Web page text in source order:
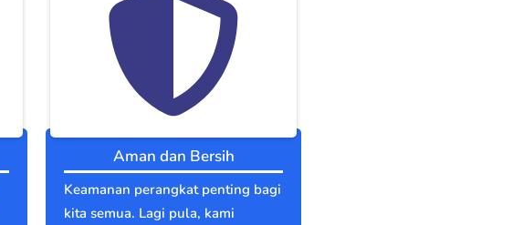
Aman dan Bersih
Keamanan perangkat penting bagi
kita semua. Lagi pula, kami